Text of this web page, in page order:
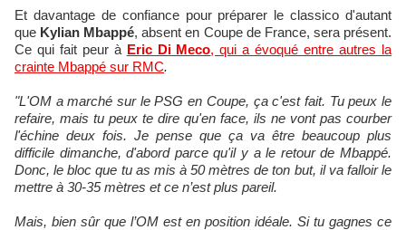
Et davantage de confiance pour préparer le classico d'autant
que Kylian Mbappé, absent en Coupe de France, sera présent.
Ce qui fait peur à Eric Di Meco, qui a évoqué entre autres la
crainte Mbappé sur RMC.
"L'OM a marché sur le PSG en Coupe, ça c'est fait. Tu peux le
refaire, mais tu peux te dire qu'en face, ils ne vont pas courber
l'échine deux fois. Je pense que ça va être beaucoup plus
difficile dimanche, d'abord parce qu'il y a le retour de Mbappé.
Donc, le bloc que tu as mis à 50 mètres de ton but, il va falloir le
mettre à 30-35 mètres et ce n’est plus pareil.
Mais, bien sûr que l’OM est en position idéale. Si tu gagnes ce